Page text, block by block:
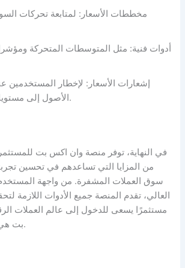
مخططات الأسعار: لمتابعة تحركات
أدوات فنية: مثل المتوسطات المتحركة
إشعارات الأسعار: لإخطار المستخدمين
الأصول إلى مستويات معينة.
في النهاية، توفر منصة وان اكس بت
من المزايا التي تساعدهم في تحسين
سوق العملات المشفرة. من واجهة المستخدم
العالي، تقدم المنصة جميع الأدوات اللازمة
مستثمرًا يسعى للدخول إلى عالم العملات
بت هي خيار يجب مراعاته.